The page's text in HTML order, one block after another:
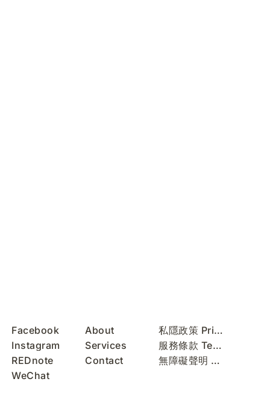
Facebook
Instagram
REDnote
WeChat
About
Services
Contact
私隱政策 Privacy Policy
服務條款 Terms of Use
無障礙聲明 Accessibility Statement